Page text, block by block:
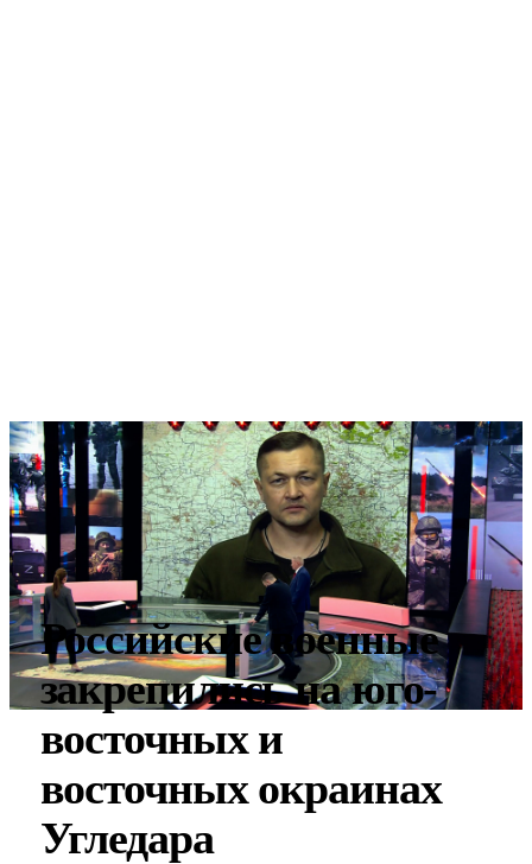
Российские военные
закрепились на юго-
восточных и
восточных окраинах
Угледара